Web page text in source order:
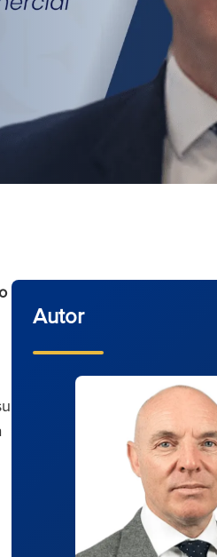
Autor